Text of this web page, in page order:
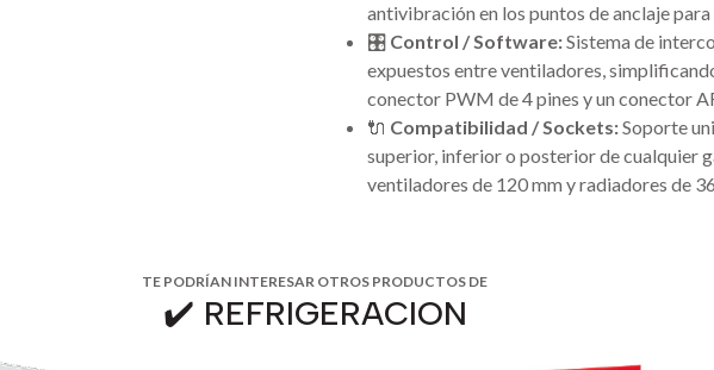
antivibración en los puntos de anclaje
🎛️ Control / Software:Sistema de
expuestos entre ventiladores,
conector PWM de 4 pines y un conector
🔌 Compatibilidad / Sockets:Soporte
superior, inferior o posterior de cualquier
ventiladores de 120 mm y radiadores de
TE PODRÍAN INTERESAR OTROS PRODUCTOS DE
✔️ REFRIGERACION